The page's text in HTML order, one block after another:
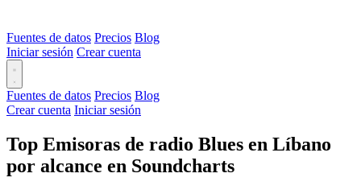
Fuentes de datos Precios Blog
Iniciar sesión Crear cuenta
Fuentes de datos Precios Blog
Crear cuenta Iniciar sesión
Top Emisoras de radio Blues en Líbano
por alcance en Soundcharts